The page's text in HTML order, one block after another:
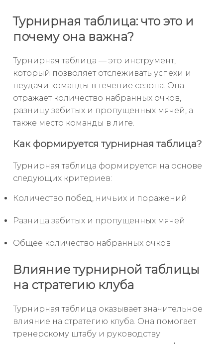
Турнирная таблица: что это и
почему она важна?
Турнирная таблица — это инструмент,
который позволяет отслеживать успехи и
неудачи команды в течение сезона. Она
отражает количество набранных очков,
разницу забитых и пропущенных мячей, а
также место команды в лиге.
Как формируется турнирная таблица?
Турнирная таблица формируется на основе
следующих критериев:
Количество побед, ничьих и поражений
Разница забитых и пропущенных мячей
Общее количество набранных очков
Влияние турнирной таблицы
на стратегию клуба
Турнирная таблица оказывает значительное
влияние на стратегию клуба. Она помогает
тренерскому штабу и руководству